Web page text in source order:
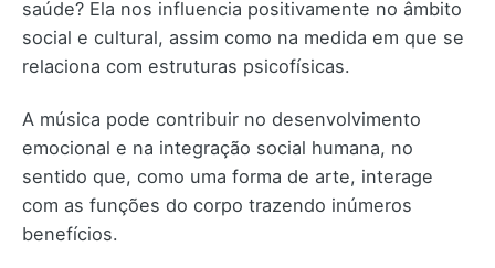
saúde? Ela nos influencia positivamente no âmbito
social e cultural, assim como na medida em que se
relaciona com estruturas psicofísicas.
A música pode contribuir no desenvolvimento
emocional e na integração social humana, no
sentido que, como uma forma de arte, interage
com as funções do corpo trazendo inúmeros
benefícios.